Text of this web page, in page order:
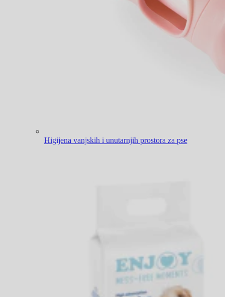
Higijena vanjskih i unutarnjih prostora za pse